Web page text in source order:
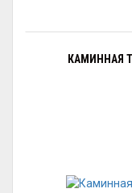
КАМИННАЯ